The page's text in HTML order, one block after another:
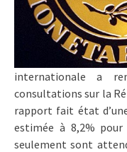
internationale a
consultations sur la
rapport fait état
estimée à 8,2% pour
seulement sont